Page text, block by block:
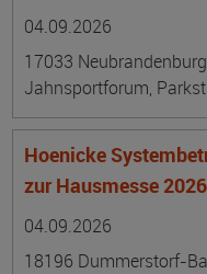
04.09.2026
17033 Neubrandenburg
Jahnsportforum,
Hoenicke
zur Hausmesse 2026
04.09.2026
18196 Dummerstorf-